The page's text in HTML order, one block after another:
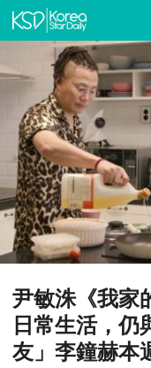
尹敏洙《我家
日常生活，仍
友」李鐘赫本